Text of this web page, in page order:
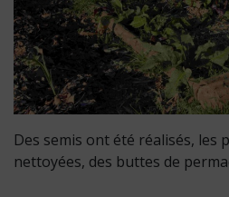
Des semis ont été réalisés, les
nettoyées, des buttes de